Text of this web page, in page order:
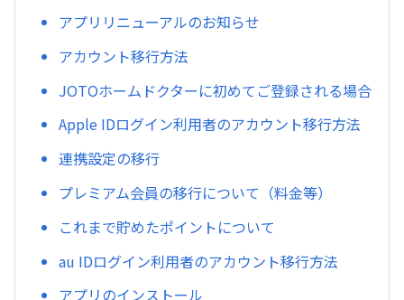
アプリリニューアルのお知らせ
アカウント移行方法
JOTOホームドクターに初めてご登録される場合
Apple IDログイン利用者のアカウント移行方法
連携設定の移行
プレミアム会員の移行について（料金等）
これまで貯めたポイントについて
au IDログイン利用者のアカウント移行方法
アプリのインストール